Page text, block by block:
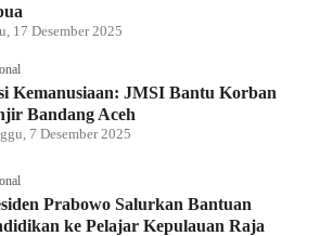
17 Desember 2025
Kemanusiaan: JMSI Bantu Korban
Bandang Aceh
7 Desember 2025
Prabowo Salurkan Bantuan
ke Pelajar Kepulauan Raja